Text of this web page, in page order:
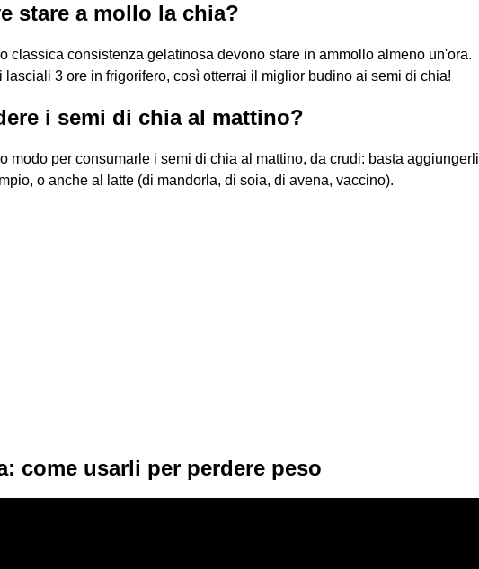
stare a mollo la chia?
classica consistenza gelatinosa devono stare in ammollo almeno un'ora.
lasciali 3 ore in frigorifero, così otterrai il miglior budino ai semi di chia!
i semi di chia al mattino?
modo per consumarle i semi di chia al mattino, da crudi: basta aggiungerli
o anche al latte (di mandorla, di soia, di avena, vaccino).
come usarli per perdere peso